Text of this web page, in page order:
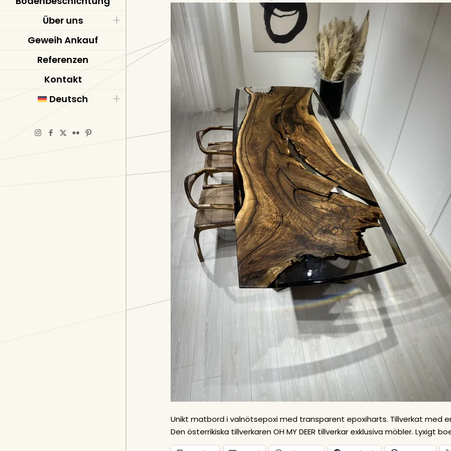
Über uns
Geweih Ankauf
Referenzen
Kontakt
Deutsch
Unikt matbord i valnötsepoxi med transparent epoxiharts. Tillverkat med
Den österrikiska tillverkaren OH MY DEER tillverkar exklusiva möbler. Lyxigt